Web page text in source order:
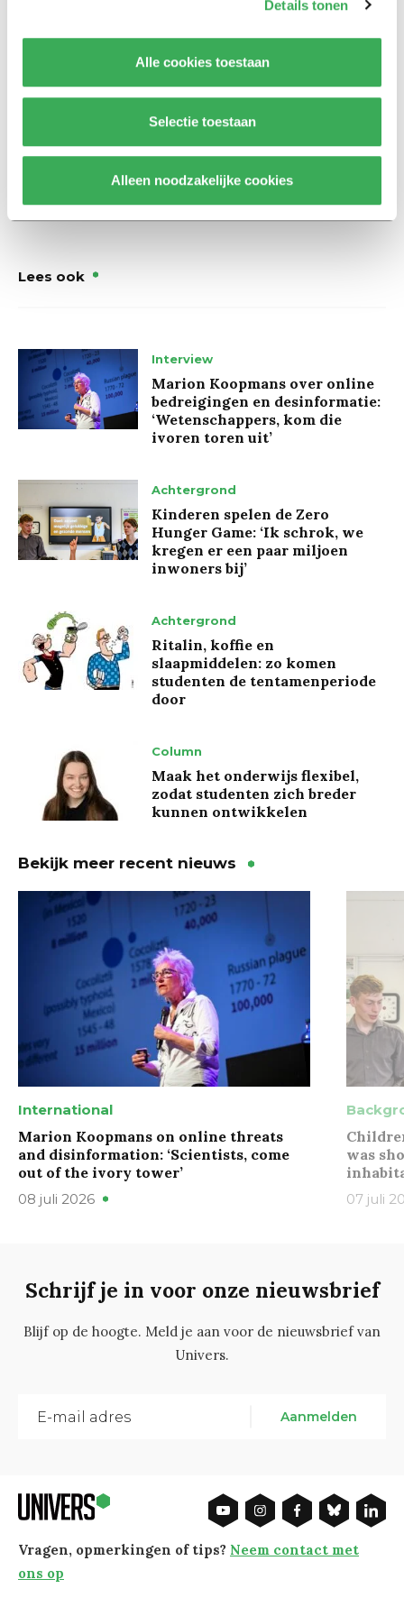
Details tonen
Alle cookies toestaan
Selectie toestaan
Alleen noodzakelijke cookies
beurspromovendi behartigt en optimale
werkomstandigheden voor hen creëert.’
Vanuit Tilburg University nam maar één promovendus deel
Lees ook
Interview
Marion Koopmans over online
bedreigingen en desinformatie:
‘Wetenschappers, kom die
ivoren toren uit’
Achtergrond
Kinderen spelen de Zero
Hunger Game: ‘Ik schrok, we
kregen er een paar miljoen
inwoners bij’
Achtergrond
Ritalin, koffie en
slaapmiddelen: zo komen
studenten de tentamenperiode
door
Column
Maak het onderwijs flexibel,
zodat studenten zich breder
kunnen ontwikkelen
Bekijk meer recent nieuws
International
Marion Koopmans on online threats
and disinformation: ‘Scientists, come
out of the ivory tower’
08 juli 2026
was
07 juli
Schrijf je in voor onze nieuwsbrief
Blijf op de hoogte. Meld je aan voor de nieuwsbrief van
Univers.
Aanmelden
Vragen, opmerkingen of tips? Neem contact met
ons op